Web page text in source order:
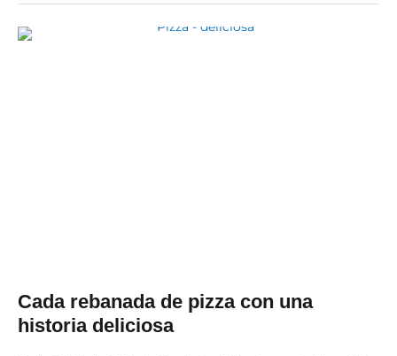
primeras cinco …
Cada rebanada de pizza con una
historia deliciosa